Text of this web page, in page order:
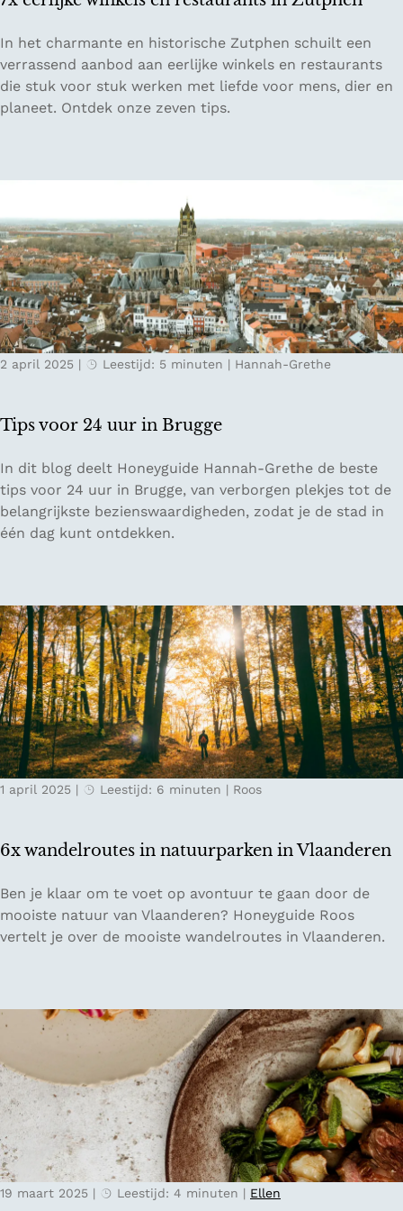
b
j
N
h
o
n
o
t
t
e
r
d
a
m
7
x
e
e
k
e
w
i
n
k
e
l
n
e
s
t
a
a
n
t
s
i
n
Z
u
t
p
e
In het charmante en historische Zutphen schuilt een
verrassend aanbod aan eerlijke winkels en restaurants
die stuk voor stuk werken met liefde voor mens, dier en
planeet. Ontdek onze zeven tips.
Tips voor 24 uur in Brugge
2 april 2025 | Leestijd: 5 minuten | Hannah-Grethe
T
i
p
s
r
2
4
u
u
r
i
n
B
g
e
In dit blog deelt Honeyguide Hannah-Grethe de beste
tips voor 24 uur in Brugge, van verborgen plekjes tot de
belangrijkste bezienswaardigheden, zodat je de stad in
één dag kunt ontdekken.
6x wandelroutes in natuurparken in Vlaanderen
1 april 2025 | Leestijd: 6 minuten | Roos
6
x
w
e
r
o
u
e
s
i
Ben je klaar om te voet op avontuur te gaan door de
mooiste natuur van Vlaanderen? Honeyguide Roos
vertelt je over de mooiste wandelroutes in Vlaanderen.
19 maart 2025 | Leestijd: 4 minuten | Ellen